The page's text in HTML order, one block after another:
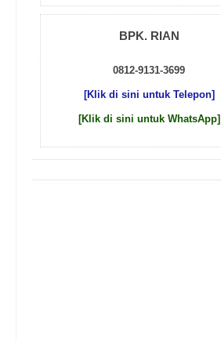
BPK. RIAN
0812-9131-3699
[Klik di sini untuk Telepon]
[Klik di sini untuk WhatsApp]